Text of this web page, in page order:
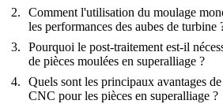
Comment l'utilisation du moulage
les performances des aubes de turbine
Pourquoi le post-traitement est-il
de pièces moulées en superalliage ?
Quels sont les principaux avantages
CNC pour les pièces en superalliage ?